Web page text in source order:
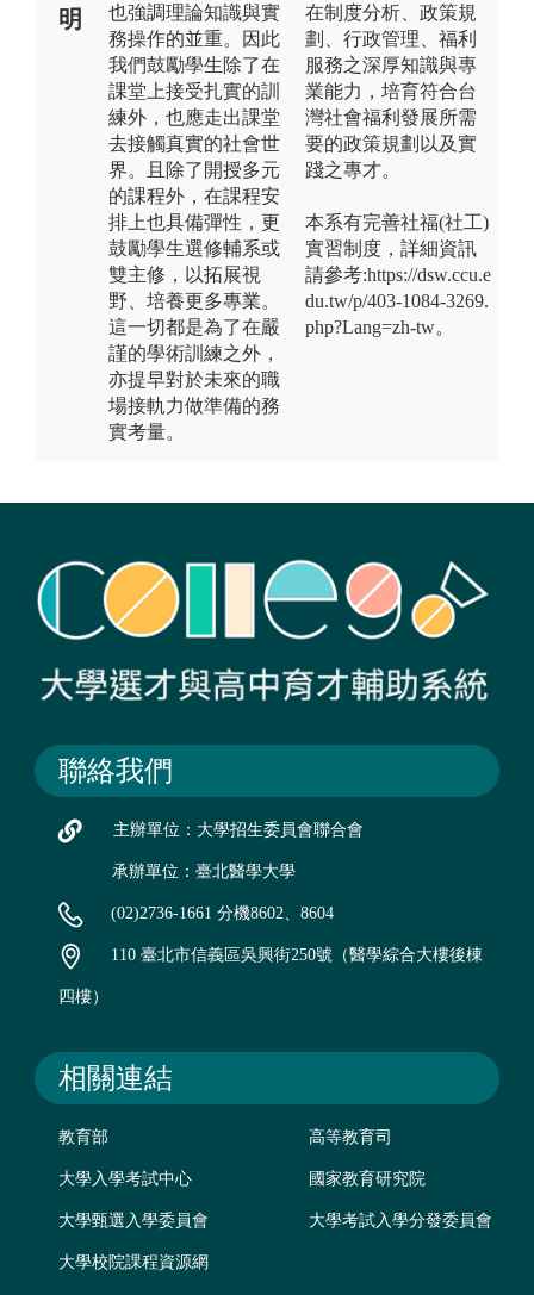
明
也強調理論知識與實
務操作的並重。因此
我們鼓勵學生除了在
課堂上接受扎實的訓
練外，也應走出課堂
去接觸真實的社會世
界。且除了開授多元
的課程外，在課程安
排上也具備彈性，更
鼓勵學生選修輔系或
雙主修，以拓展視
野、培養更多專業。
這一切都是為了在嚴
謹的學術訓練之外，
亦提早對於未來的職
場接軌力做準備的務
實考量。
在制度分析、政策規
劃、行政管理、福利
服務之深厚知識與專
業能力，培育符合台
灣社會福利發展所需
要的政策規劃以及實
踐之專才。
本系有完善社福(社工)
實習制度，詳細資訊
請參考:https://dsw.ccu.e
du.tw/p/403-1084-3269.
php?Lang=zh-tw。
聯絡我們
主辦單位：大學招生委員會聯合會
承辦單位：臺北醫學大學
(02)2736-1661 分機8602、8604
110 臺北市信義區吳興街250號（醫學綜合大樓後棟
四樓）
相關連結
教育部 高等教育司
大學入學考試中心 國家教育研究院
大學甄選入學委員會 大學考試入學分發委員會
大學校院課程資源網